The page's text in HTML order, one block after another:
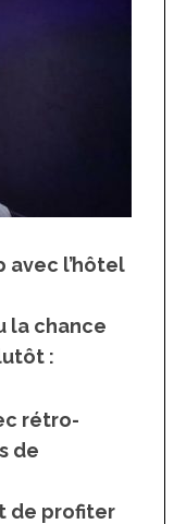
avec l’hôtel
la chance
:
rétro-
de
de profiter